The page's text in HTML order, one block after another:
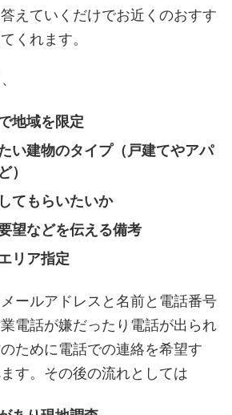
えていくだけでお近くのおすす
くれます。
地域を限定
い建物のタイプ（戸建てやアパ
）
てもらいたいか
望などを伝える備考
リア指定
ールアドレスと名前と電話番号
電話が嫌だったり電話が出られ
ために電話での連絡を希望す
す。その後の流れとしては